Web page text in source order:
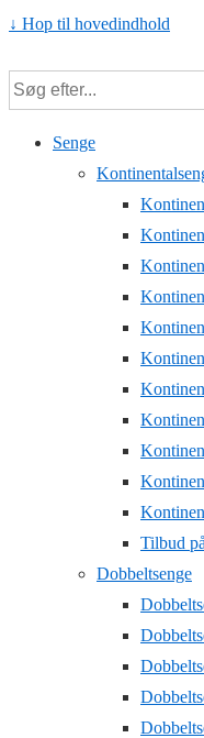
↓ Hop til hovedindhold
Senge
Tilbud
Dobbeltsenge